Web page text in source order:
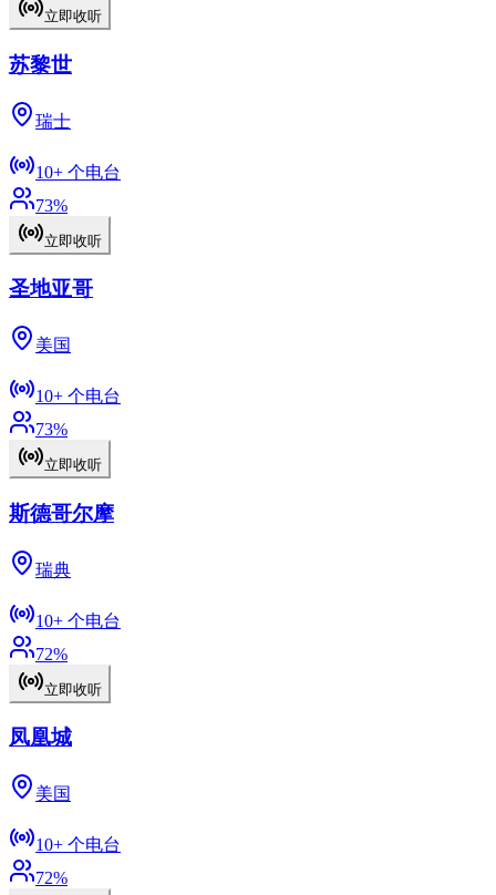
立即收听
苏黎世
瑞士
10+ 个电台
73%
立即收听
圣地亚哥
美国
10+ 个电台
73%
立即收听
斯德哥尔摩
瑞典
10+ 个电台
72%
立即收听
凤凰城
美国
10+ 个电台
72%